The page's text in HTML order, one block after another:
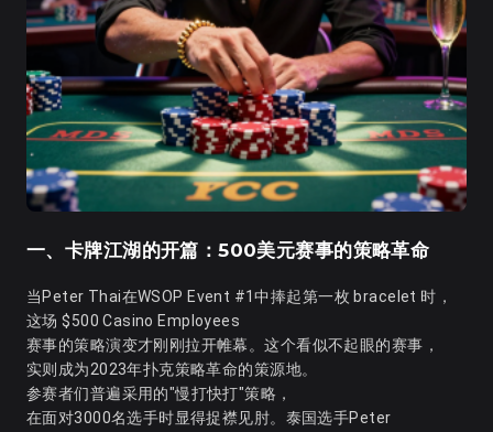
一、卡牌江湖的开篇：500美元赛事的策略革命
当Peter Thai在WSOP Event #1中捧起第一枚 bracelet 时，
这场 $500 Casino Employees
赛事的策略演变才刚刚拉开帷幕。这个看似不起眼的赛事，
实则成为2023年扑克策略革命的策源地。
参赛者们普遍采用的"慢打快打"策略，
在面对3000名选手时显得捉襟见肘。泰国选手Peter